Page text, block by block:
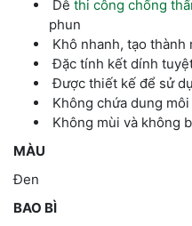
Dễ thi công chống
phun
Khô nhanh, tạo
Đặc tính kết dính
Được thiết kế để sử
Không chứa dung môi
Không mùi và không
MÀU
Đen
BAO BÌ